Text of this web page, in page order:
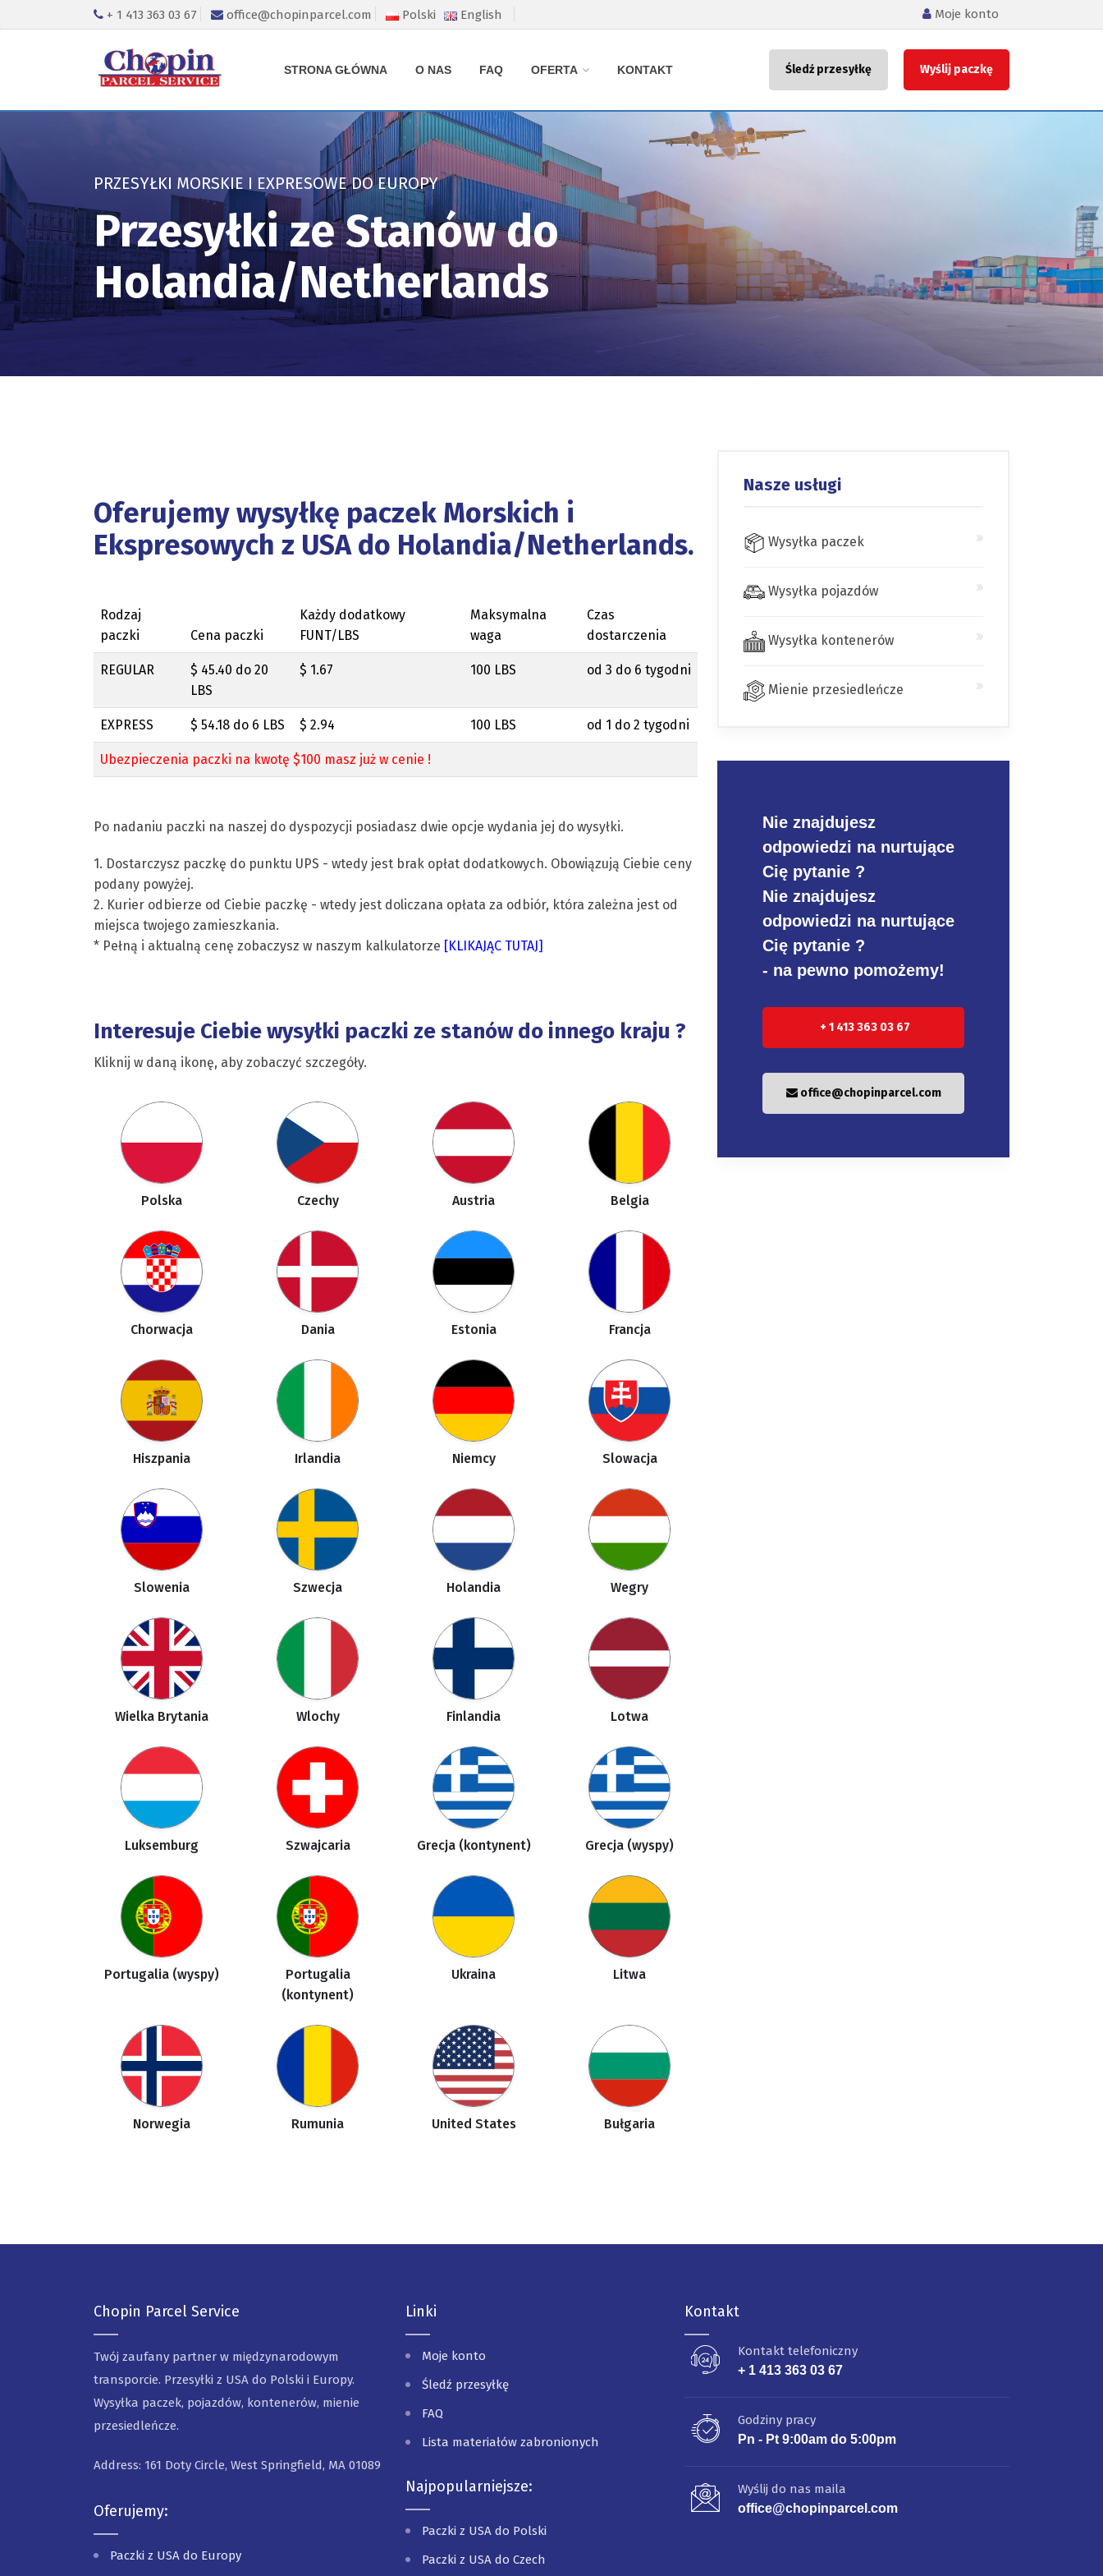
+ 1 413 363 03 67 office@chopinparcel.com Polski English Moje konto
STRONA GŁÓWNA O NAS FAQ OFERTA KONTAKT Śledź przesyłkę Wyślij paczkę
PRZESYŁKI MORSKIE I EXPRESOWE DO EUROPY
Przesyłki ze Stanów do
Holandia/Netherlands
Oferujemy wysyłkę paczek Morskich i
Ekspresowych z USA do Holandia/Netherlands.
Rodzaj
paczki
Cena paczki
Każdy dodatkowy
FUNT/LBS
Maksymalna
waga
Czas
dostarczenia
REGULAR
$ 45.40 do 20
LBS
$ 1.67 100 LBS od 3 do 6 tygodni
EXPRESS $ 54.18 do 6 LBS $ 2.94 100 LBS od 1 do 2 tygodni
Ubezpieczenia paczki na kwotę $100 masz już w cenie !
Po nadaniu paczki na naszej do dyspozycji posiadasz dwie opcje wydania jej do wysyłki.
1. Dostarczysz paczkę do punktu UPS - wtedy jest brak opłat dodatkowych. Obowiązują Ciebie ceny
podany powyżej.
2. Kurier odbierze od Ciebie paczkę - wtedy jest doliczana opłata za odbiór, która zależna jest od
miejsca twojego zamieszkania.
* Pełną i aktualną cenę zobaczysz w naszym kalkulatorze [KLIKAJĄC TUTAJ]
Interesuje Ciebie wysyłki paczki ze stanów do innego kraju ?
Kliknij w daną ikonę, aby zobaczyć szczegóły.
Polska Czechy Austria Belgia
Chorwacja Dania Estonia Francja
Hiszpania Irlandia Niemcy Slowacja
Slowenia Szwecja Holandia Wegry
Wielka Brytania Wlochy Finlandia Lotwa
Luksemburg Szwajcaria Grecja (kontynent) Grecja (wyspy)
Portugalia (wyspy)
Portugalia
(kontynent)
Ukraina Litwa
Norwegia Rumunia United States Bułgaria
Nasze usługi
Wysyłka paczek
Wysyłka pojazdów
Wysyłka kontenerów
Mienie przesiedleńcze
Nie znajdujesz
odpowiedzi na nurtujące
Cię pytanie ?
Nie znajdujesz
odpowiedzi na nurtujące
Cię pytanie ?
- na pewno pomożemy!
+ 1 413 363 03 67
office@chopinparcel.com
Chopin Parcel Service
Twój zaufany partner w międzynarodowym
transporcie. Przesyłki z USA do Polski i Europy.
Wysyłka paczek, pojazdów, kontenerów, mienie
przesiedleńcze.
Address: 161 Doty Circle, West Springfield, MA 01089
Oferujemy:
Paczki z USA do Europy
Linki
Moje konto
Śledź przesyłkę
FAQ
Lista materiałów zabronionych
Najpopularniejsze:
Paczki z USA do Polski
Paczki z USA do Czech
Kontakt
Kontakt telefoniczny
+ 1 413 363 03 67
Godziny pracy
Pn - Pt 9:00am do 5:00pm
Wyślij do nas maila
office@chopinparcel.com